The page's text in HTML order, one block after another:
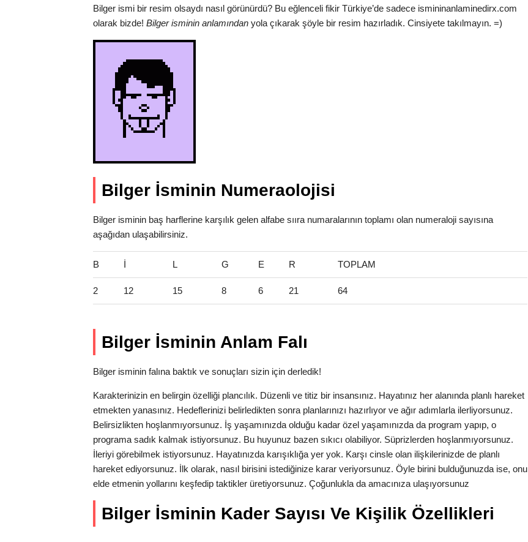
Bilger ismi bir resim olsaydı nasıl görünürdü? Bu eğlenceli fikir Türkiye’de sadece ismininanlaminedirx.com
olarak bizde! Bilger isminin anlamından yola çıkarak şöyle bir resim hazırladık. Cinsiyete takılmayın. =)
Bilger İsminin Numeraolojisi
Bilger isminin baş harflerine karşılık gelen alfabe sııra numaralarının toplamı olan numeraloji sayısına
aşağıdan ulaşabilirsiniz.
B İ L G E R TOPLAM
2 12 15 8 6 21 64
Bilger İsminin Anlam Falı
Bilger isminin falına baktık ve sonuçları sizin için derledik!
Karakterinizin en belirgin özelliği plancılık. Düzenli ve titiz bir insansınız. Hayatınız her alanında planlı hareket
etmekten yanasınız. Hedeflerinizi belirledikten sonra planlarınızı hazırlıyor ve ağır adımlarla ilerliyorsunuz.
Belirsizlikten hoşlanmıyorsunuz. İş yaşamınızda olduğu kadar özel yaşamınızda da program yapıp, o
programa sadık kalmak istiyorsunuz. Bu huyunuz bazen sıkıcı olabiliyor. Süprizlerden hoşlanmıyorsunuz.
İleriyi görebilmek istiyorsunuz. Hayatınızda karışıklığa yer yok. Karşı cinsle olan ilişkilerinizde de planlı
hareket ediyorsunuz. İlk olarak, nasıl birisini istediğinize karar veriyorsunuz. Öyle birini bulduğunuzda ise, onu
elde etmenin yollarını keşfedip taktikler üretiyorsunuz. Çoğunlukla da amacınıza ulaşıyorsunuz
Bilger İsminin Kader Sayısı Ve Kişilik Özellikleri